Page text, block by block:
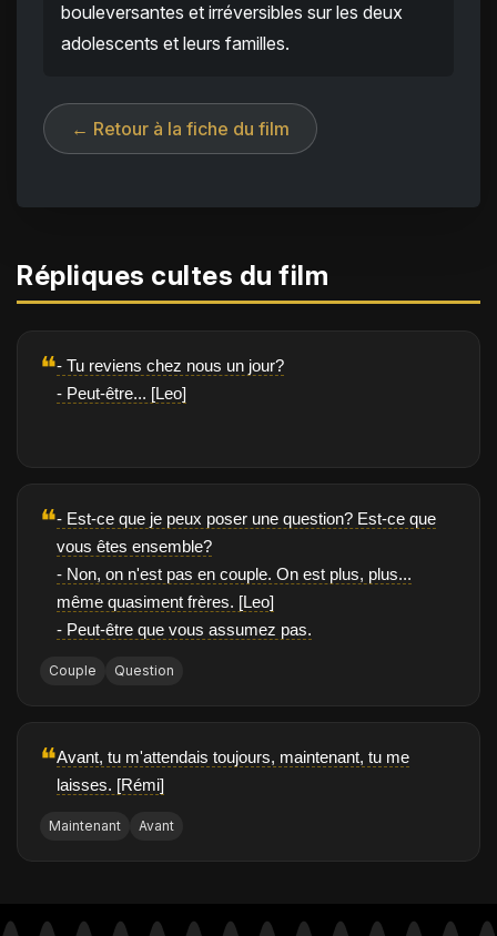
bouleversantes et irréversibles sur les deux
adolescents et leurs familles.
← Retour à la fiche du film
Répliques cultes du film
❝- Tu reviens chez nous un jour?
- Peut-être... [Leo]
❝- Est-ce que je peux poser une question? Est-ce que
vous êtes ensemble?
- Non, on n'est pas en couple. On est plus, plus...
même quasiment frères. [Leo]
- Peut-être que vous assumez pas.
Couple Question
❝Avant, tu m'attendais toujours, maintenant, tu me
laisses. [Rémi]
Maintenant Avant